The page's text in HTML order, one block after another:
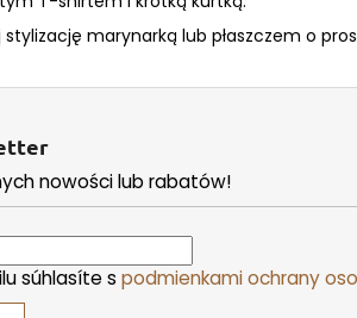
stylizację marynarką lub płaszczem o
nowości lub rabatów!
súhlasíte s podmienkami ochrany